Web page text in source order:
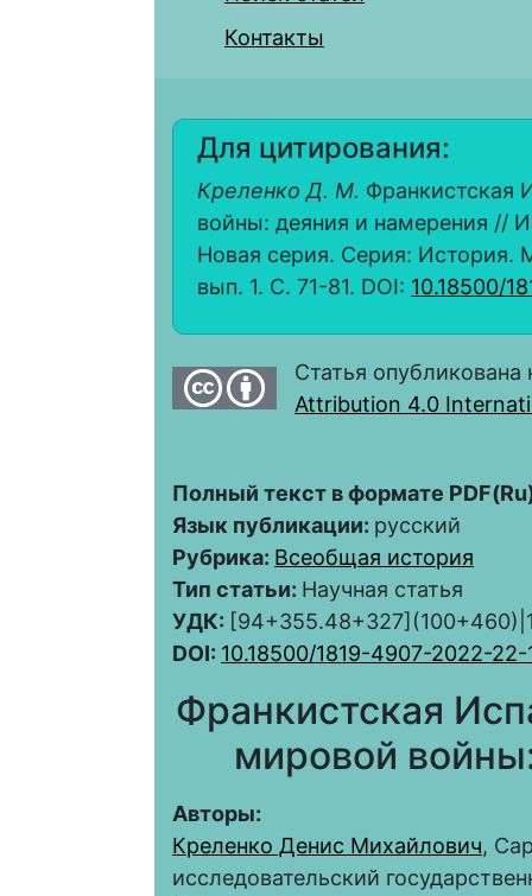
Контакты
Для цитирования:
Креленко Д. М. Франкистская
войны: деяния и намерения //
Новая серия. Серия: История.
вып. 1. С. 71-81. DOI: 10.18500/
Статья
Attribution 4.0
Полный текст в формате
Язык публикации: русский
Рубрика: Всеобщая история
Тип статьи: Научная статья
УДК:
DOI: 10.18500/1819-4907-2022-22-
Франкистская
мировой
Авторы:
Креленко Денис Михайлович,
исследовательский